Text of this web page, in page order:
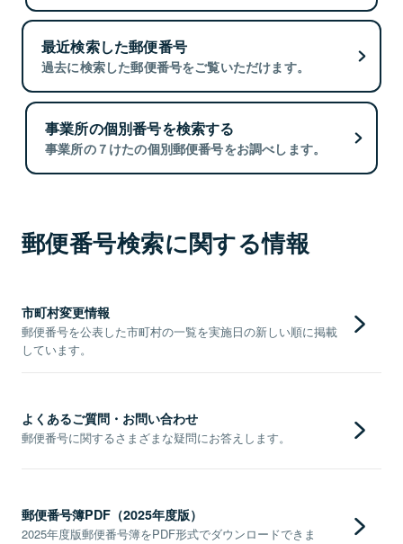
最近検索した郵便番号
過去に検索した郵便番号をご覧いただけます。
事業所の個別番号を検索する
事業所の７けたの個別郵便番号をお調べします。
郵便番号検索に関する情報
市町村変更情報
郵便番号を公表した市町村の一覧を実施日の新しい順に掲載
しています。
よくあるご質問・お問い合わせ
郵便番号に関するさまざまな疑問にお答えします。
郵便番号簿PDF（2025年度版）
2025年度版郵便番号簿をPDF形式でダウンロードできま